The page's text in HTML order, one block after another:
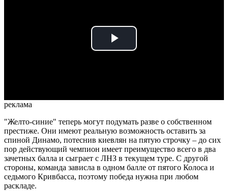
Play
реклама
"Желто-синие" теперь могут подумать разве о собственном
престиже. Они имеют реальную возможность оставить за
спиной Динамо, потеснив киевлян на пятую строчку – до сих
пор действующий чемпион имеет преимущество всего в два
зачетных балла и сыграет с ЛНЗ в текущем туре. С другой
стороны, команда зависла в одном балле от пятого Колоса и
седьмого Кривбасса, поэтому победа нужна при любом
раскладе.